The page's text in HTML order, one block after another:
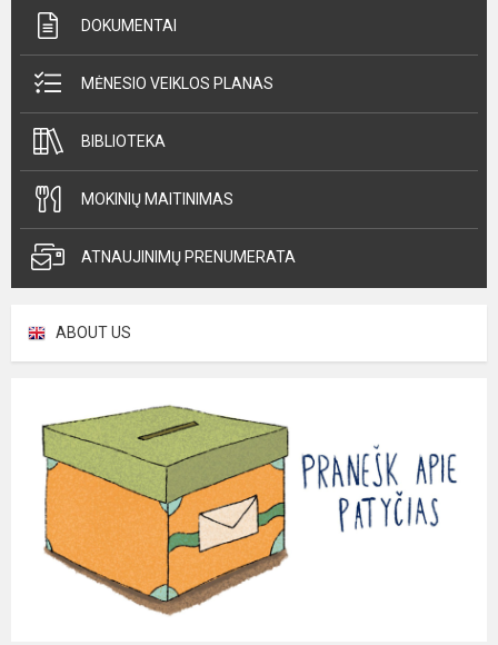
DOKUMENTAI
MĖNESIO VEIKLOS PLANAS
BIBLIOTEKA
MOKINIŲ MAITINIMAS
ATNAUJINIMŲ PRENUMERATA
ABOUT US